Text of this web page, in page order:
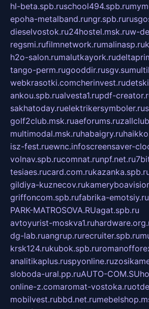
hl-beta.spb.ruschool494.spb.ru
epoha-metalband.rungr.spb.ru
dieselvostok.ru24hostel.msk.ruw-
regsmi.rufilmnetwork.rumalinasp.ru
h2o-salon.rumalutkayork.ru
tango-perm.rugooddir.rusgv.su
webkrasotki.comcherinvest.ru
ankou.spb.rualvesta1.rupdf-
sakhatoday.ruelektrikersymboler.ru
golf2club.msk.ruaeforums.ru
multimodal.msk.ruhabaigry.ru
isz-fest.ruewnc.infoscreensaver-
volnav.spb.rucomnat.runpf.net.ru
tesiaes.rucard.com.ru
gildiya-kuznecov.ru
griffoncom.spb.rufabrika-emotsiy.ru
PARK-MATROSOVA.RUagat.spb.ru
avtoyurist-moskva1.ru
dg-lab.ruangrup.rurecruiter.spb.ru
krsk124.rukubok.spb.ru
analitikaplus.ruspyonline.ru
sloboda-ural.pp.ruAUTO-COM.SU
online-z.comaromat-vostoka.ru
mobilvest.rubbd.net.ru